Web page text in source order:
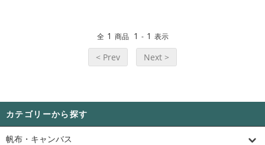
全 1 商品 1 - 1 表示
< Prev Next >
カテゴリーから探す
帆布・キャンバス